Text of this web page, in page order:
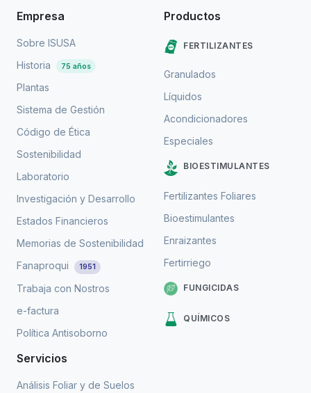
Empresa
Sobre ISUSA
Historia
75 años
Plantas
Sistema de Gestión
Código de Ética
Sostenibilidad
Laboratorio
Investigación y Desarrollo
Estados Financieros
Memorias de Sostenibilidad
Fanaproqui
1951
Trabaja con Nostros
e-factura
Política Antisoborno
Servicios
Análisis Foliar y de Suelos
Productos
FERTILIZANTES
Granulados
Líquidos
Acondicionadores
Especiales
BIOESTIMULANTES
Fertilizantes Foliares
Bioestimulantes
Enraizantes
Fertirriego
FUNGICIDAS
QUÍMICOS